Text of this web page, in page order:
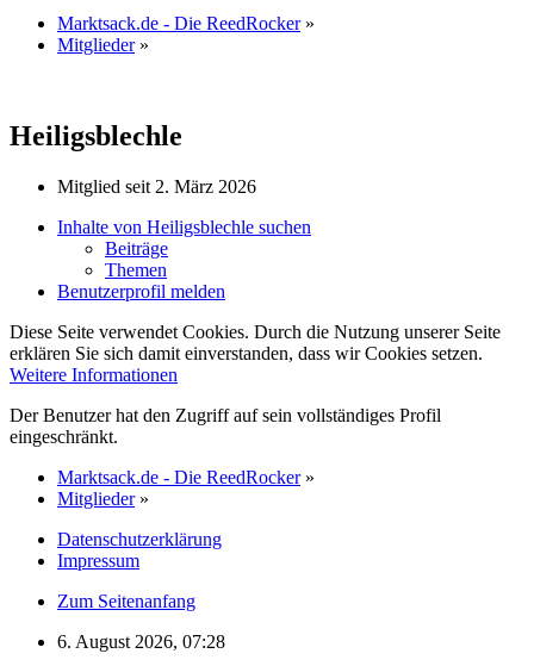
Marktsack.de - Die ReedRocker »
Mitglieder »
Heiligsblechle
Mitglied seit 2. März 2026
Inhalte von Heiligsblechle suchen
Beiträge
Themen
Benutzerprofil melden
Diese Seite verwendet Cookies. Durch die Nutzung unserer Seite
erklären Sie sich damit einverstanden, dass wir Cookies setzen.
Weitere Informationen
Der Benutzer hat den Zugriff auf sein vollständiges Profil
eingeschränkt.
Marktsack.de - Die ReedRocker »
Mitglieder »
Datenschutzerklärung
Impressum
Zum Seitenanfang
6. August 2026, 07:28